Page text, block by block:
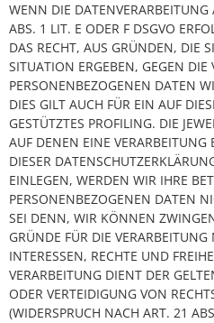
WENN DIE
ABS. 1 LIT. E ODER F DSGVO
DAS RECHT, AUS GRÜNDEN, DIE
SITUATION ERGEBEN, GEGEN DIE
PERSONENBEZOGENEN DATEN
DIES GILT AUCH FÜR EIN AUF
GESTÜTZTES PROFILING. DIE
AUF DENEN EINE
DIESER
EINLEGEN, WERDEN WIR IHRE
PERSONENBEZOGENEN DATEN
SEI DENN, WIR KÖNNEN
GRÜNDE FÜR DIE
INTERESSEN, RECHTE UND
VERARBEITUNG DIENT DER
ODER VERTEIDIGUNG VON
(WIDERSPRUCH NACH ART. 21